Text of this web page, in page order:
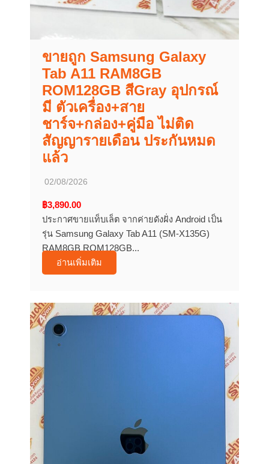
ขายถูก Samsung Galaxy
Tab A11 RAM8GB
ROM128GB สีGray อุปกรณ์
มี ตัวเครื่อง+สาย
ชาร์จ+กล่อง+คู่มือ ไม่ติด
สัญญารายเดือน ประกันหมด
แล้ว
02/08/2026
฿3,890.00
ประกาศขายแท็บเล็ต จากค่ายดังฝั่ง Android เป็น
รุ่น Samsung Galaxy Tab A11 (SM-X135G)
RAM8GB ROM128GB...
อ่านเพิ่มเติม